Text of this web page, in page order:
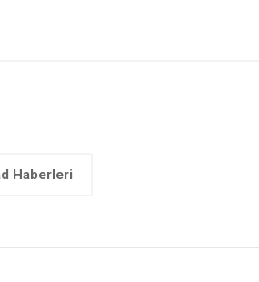
Haberleri